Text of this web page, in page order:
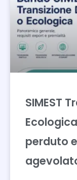
SIMEST
perduto